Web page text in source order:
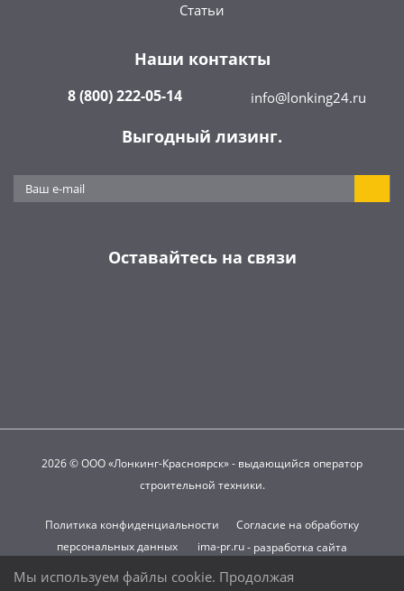
Статьи
Наши контакты
8 (800) 222-05-14 info@lonking24.ru
Выгодный лизинг.
Оставайтесь на связи
2026 © ООО «Лонкинг-Красноярск» - выдающийся оператор
строительной техники.
Политика конфиденциальности
Согласие на обработку
персональных данных
ima-pr.ru- разработка сайта
Мы используем файлы cookie. Продолжая